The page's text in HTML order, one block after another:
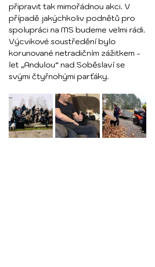
připravit tak mimořádnou akci. V
případě jakýchkoliv podnětů pro
spolupráci na MS budeme velmi rádi.
Výcvikové soustředění bylo
korunované netradičním zážitkem -
let „Andulou“ nad Soběslaví se
svými čtyřnohými parťáky.